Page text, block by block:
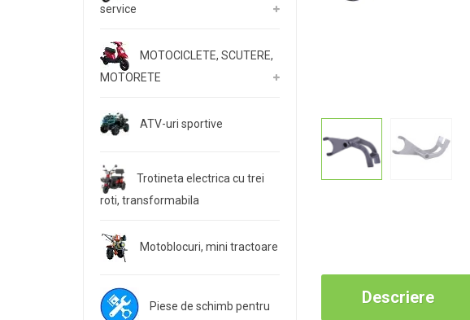
Descriere
service
MOTOCICLETE, SCUTERE,
MOTORETE
ATV-uri sportive
Trotineta electrica cu trei
roti, transformabila
Motoblocuri, mini tractoare
Piese de schimb pentru